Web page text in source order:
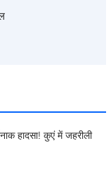
हादसा! कुएं में जहरीली